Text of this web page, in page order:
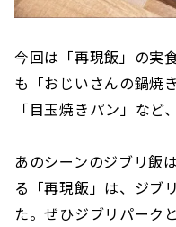
今回は「再現飯」の実
も「おじいさんの鍋焼
「目玉焼きパン」など
あのシーンのジブリ飯
る「再現飯」は、ジブ
た。ぜひジブリパーク